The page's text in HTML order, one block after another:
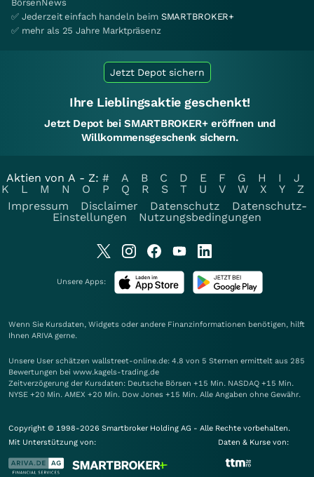
BörsenNews
✅ Jederzeit einfach handeln beim SMARTBROKER+
✅ mehr als 25 Jahre Marktpräsenz
Jetzt Depot sichern
Ihre Lieblingsaktie geschenkt!
Jetzt Depot bei SMARTBROKER+ eröffnen und
Willkommensgeschenk sichern.
Aktien von A - Z: # A B C D E F G H I
J
K
L M N O P Q R S T U V W X Y
Z
Impressum
Disclaimer Datenschutz
Datenschutz-
Einstellungen
Nutzungsbedingungen
Unsere Apps:
Wenn Sie Kursdaten, Widgets oder andere Finanzinformationen benötigen, hilft
Ihnen ARIVA gerne.
Unsere User schätzen wallstreet-online.de: 4.8 von 5 Sternen ermittelt aus 285
Bewertungen bei www.kagels-trading.de
Zeitverzögerung der Kursdaten: Deutsche Börsen +15 Min. NASDAQ +15 Min.
NYSE +20 Min. AMEX +20 Min. Dow Jones +15 Min. Alle Angaben ohne Gewähr.
Copyright © 1998-2026 Smartbroker Holding AG - Alle Rechte vorbehalten.
Mit Unterstützung von:
Daten & Kurse von: